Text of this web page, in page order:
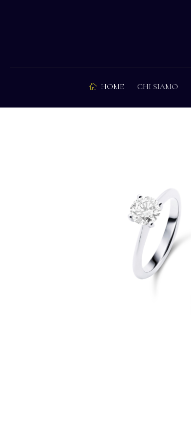
 HOME CHI SIAMO